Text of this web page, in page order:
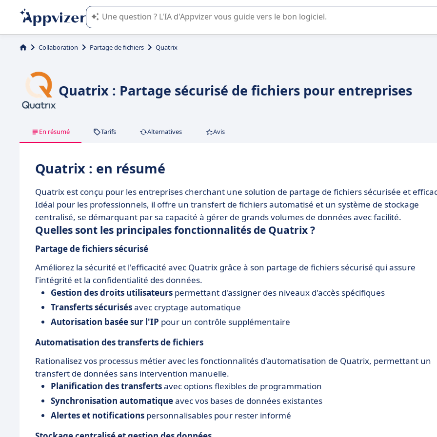
L'IA de Appvizer vous guide dans l'utilisation ou la sélection de logiciel SaaS en entreprise.
Collaboration Partage de fichiers Quatrix
Quatrix : Partage sécurisé de fichiers pour entreprises
En résumé Tarifs Alternatives Avis
Quatrix : en résumé
Quatrix est conçu pour les entreprises cherchant une solution de partage de fichiers sécurisée et
Idéal pour les professionnels, il offre un transfert de fichiers automatisé et un système de stockage
centralisé, se démarquant par sa capacité à gérer de grands volumes de données avec facilité.
Quelles sont les principales fonctionnalités de Quatrix ?
Partage de fichiers sécurisé
Améliorez la sécurité et l'efficacité avec Quatrix grâce à son partage de fichiers sécurisé qui assure
l'intégrité et la confidentialité des données.
Gestion des droits utilisateurs permettant d'assigner des niveaux d'accès spécifiques
Transferts sécurisésavec cryptage automatique
Autorisation basée sur l'IP pour un contrôle supplémentaire
Automatisation des transferts de fichiers
Rationalisez vos processus métier avec les fonctionnalités d'automatisation de Quatrix, permettant un
transfert de données sans intervention manuelle.
Planification des transfertsavec options flexibles de programmation
Synchronisation automatiqueavec vos bases de données existantes
Alertes et notifications personnalisables pour rester informé